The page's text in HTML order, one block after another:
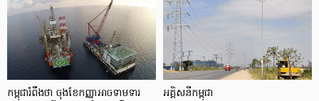
កម្ពុជារំពឹងថា ចុងខែកញ្ញាអាចទាមទារ
អគ្គិសនីកម្ពុជា